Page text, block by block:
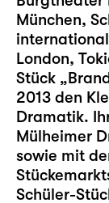
München,
London,
Stück
2013 den
Dramatik.
Mülheimer
sowie mit
Schüler-